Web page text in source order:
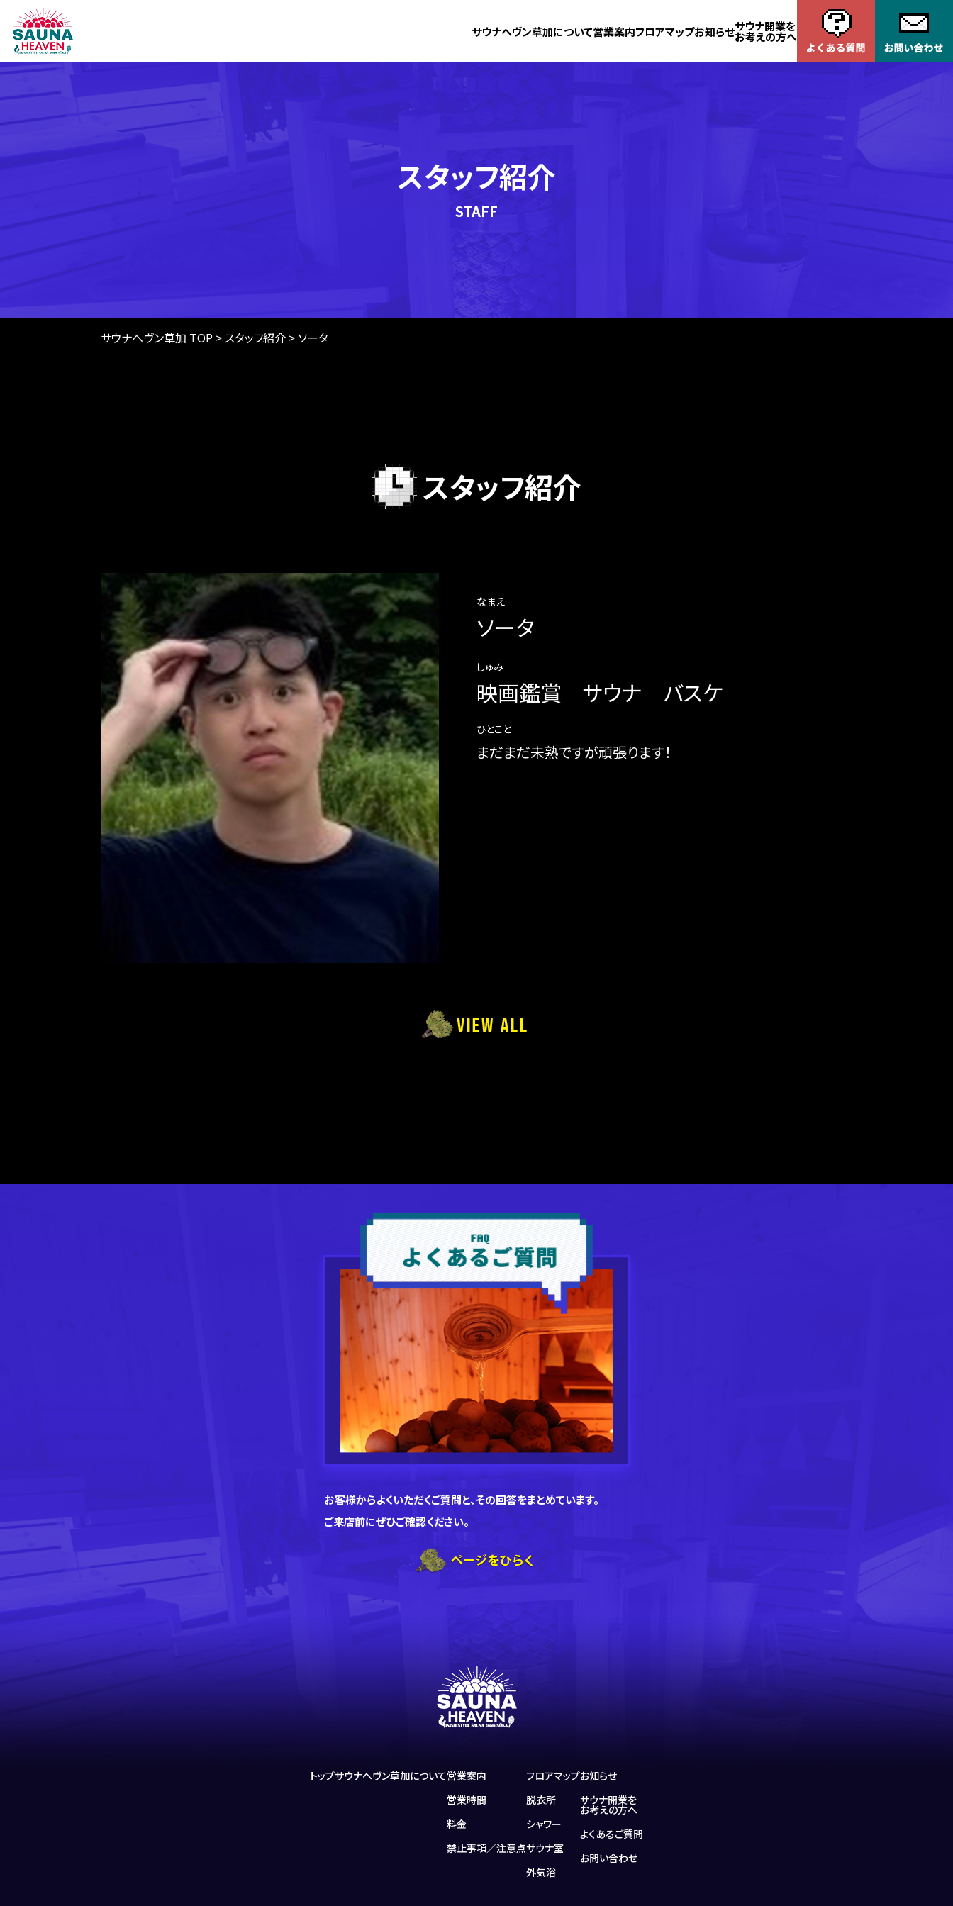
サウナヘヴン草加について営業案内フロアマップお知らせサウナ開業を
お考えの方へ
スタッフ紹介
STAFF
サウナヘヴン草加 TOP >スタッフ紹介 > ソータ
スタッフ紹介
なまえ
ソータ
しゅみ
映画鑑賞 サウナ バスケ
ひとこと
まだまだ未熟ですが頑張ります！
お客様からよくいただくご質問と、その回答をまとめています。
ご来店前にぜひご確認ください。
トップサウナヘヴン草加について営業案内
営業時間
料金
禁止事項／注意点
フロアマップ
脱衣所
シャワー
サウナ室
外気浴
お知らせ
サウナ開業を
お考えの方へ
よくあるご質問
お問い合わせ